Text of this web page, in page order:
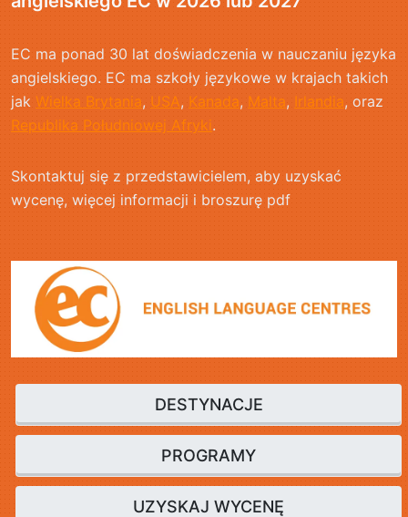
EC ma ponad 30 lat doświadczenia w nauczaniu języka
angielskiego. EC ma szkoły językowe w krajach takich
jak Wielka Brytania, USA, Kanada, Malta, Irlandia, oraz
Republika Południowej Afryki.
Skontaktuj się z przedstawicielem, aby uzyskać
wycenę, więcej informacji i broszurę pdf
DESTYNACJE
PROGRAMY
UZYSKAJ WYCENĘ